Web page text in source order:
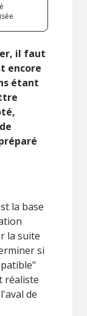
il faut
encore
étant
la base
la suite
si
réaliste
de